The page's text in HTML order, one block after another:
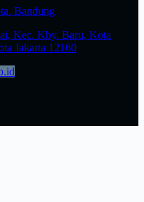
Bandung
Kec. Kby. Baru, Kota
Jakarta 12160